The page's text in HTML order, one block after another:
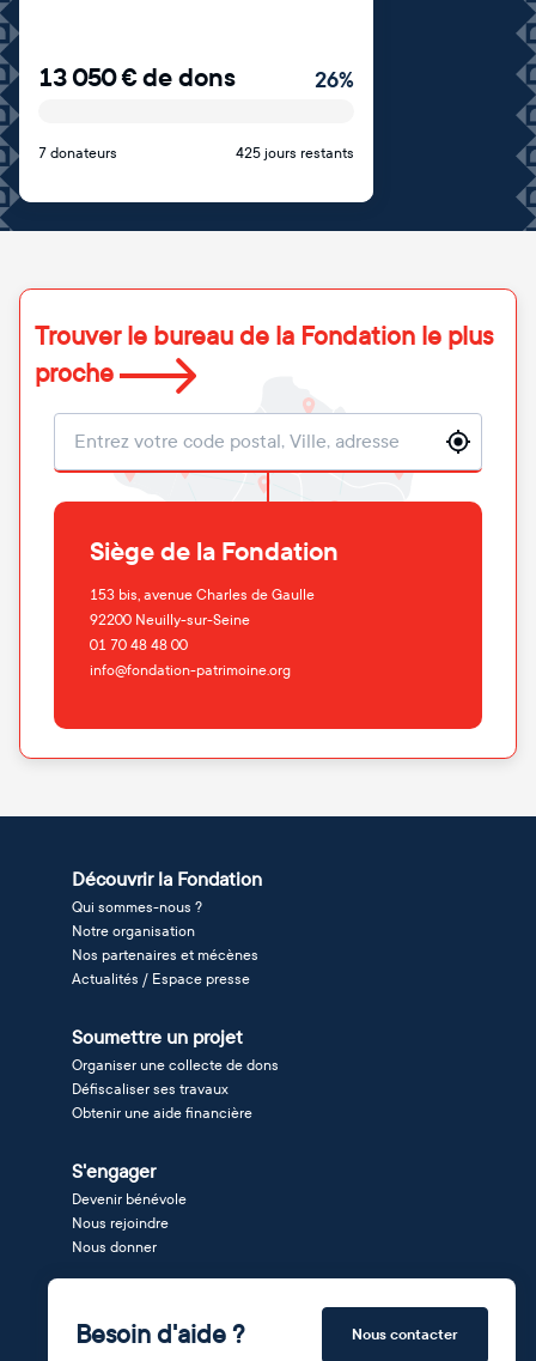
13 050€de dons 26%
7 donateurs 425 jours restants
Trouver le bureau de la Fondation le plus
proche
Localisation
Siège de la Fondation
153 bis, avenue Charles de Gaulle
92200 Neuilly-sur-Seine
01 70 48 48 00
info@fondation-patrimoine.org
Découvrir la Fondation
Qui sommes-nous ?
Notre organisation
Nos partenaires et mécènes
Actualités / Espace presse
Soumettre un projet
Organiser une collecte de dons
Défiscaliser ses travaux
Obtenir une aide financière
S'engager
Devenir bénévole
Nous rejoindre
Nous donner
Besoin d'aide ? Nous contacter